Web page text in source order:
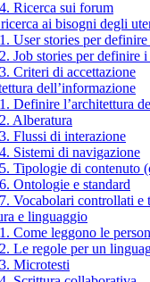
Ricerca sui forum
ai bisogni degli
User stories per
Job stories per definire
Criteri di accettazione
dell’informazione
Definire l’architettura
Alberatura
Flussi di interazione
Sistemi di navigazione
Tipologie di contenuto
Ontologie e standard
Vocabolari controllati e
e linguaggio
Come leggono le
Le regole per un
Microtesti